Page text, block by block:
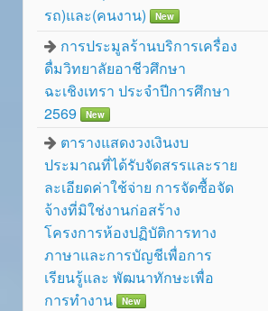
รถ)และ(คนงาน)
New
การประมูลร้านบริการเครื่อง
ดื่มวิทยาลัยอาชีวศึกษา
ฉะเชิงเทรา ประจำปีการศึกษา
2569
New
ตารางแสดงวงเงินงบ
ประมาณที่ได้รับจัดสรรและราย
ละเอียดค่าใช้จ่าย การจัดซื้อจัด
จ้างที่มิใช่งานก่อสร้าง
โครงการห้องปฏิบัติการทาง
ภาษาและการบัญชีเพื่อการ
เรียนรู้และ พัฒนาทักษะเพื่อ
การทำงาน
New